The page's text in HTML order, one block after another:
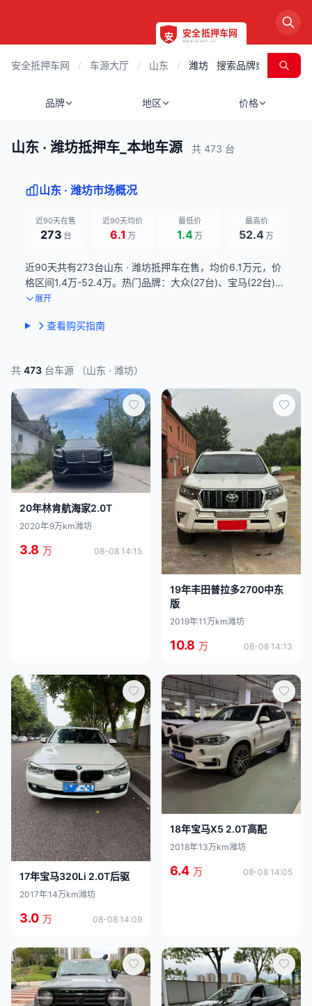
安全抵押车网 / 车源大厅 / 山东 / 潍坊
品牌 地区 价格
山东 · 潍坊抵押车_本地车源 共 473 台
山东 · 潍坊市场概况
近90天在售
273 台
近90天均价
6.1 万
最低价
1.4万
最高价
52.4万
近90天共有273台山东 · 潍坊抵押车在售，均价6.1万元，价
格区间1.4万-52.4万。热门品牌：大众(27台)、宝马(22台)、
奥迪(18台)。数据来源：近90天滚动统计，每日更新。
展开
查看购买指南
共 473 台车源 （山东 · 潍坊）
20年林肯航海家2.0T
2020年9万km潍坊
3.8 万 08-08 14:15
19年丰田普拉多2700中东
版
2019年11万km潍坊
10.8 万 08-08 14:13
17年宝马320Li 2.0T后驱
2017年14万km潍坊
3.0 万 08-08 14:09
18年宝马X5 2.0T高配
2018年13万km潍坊
6.4 万 08-08 14:05